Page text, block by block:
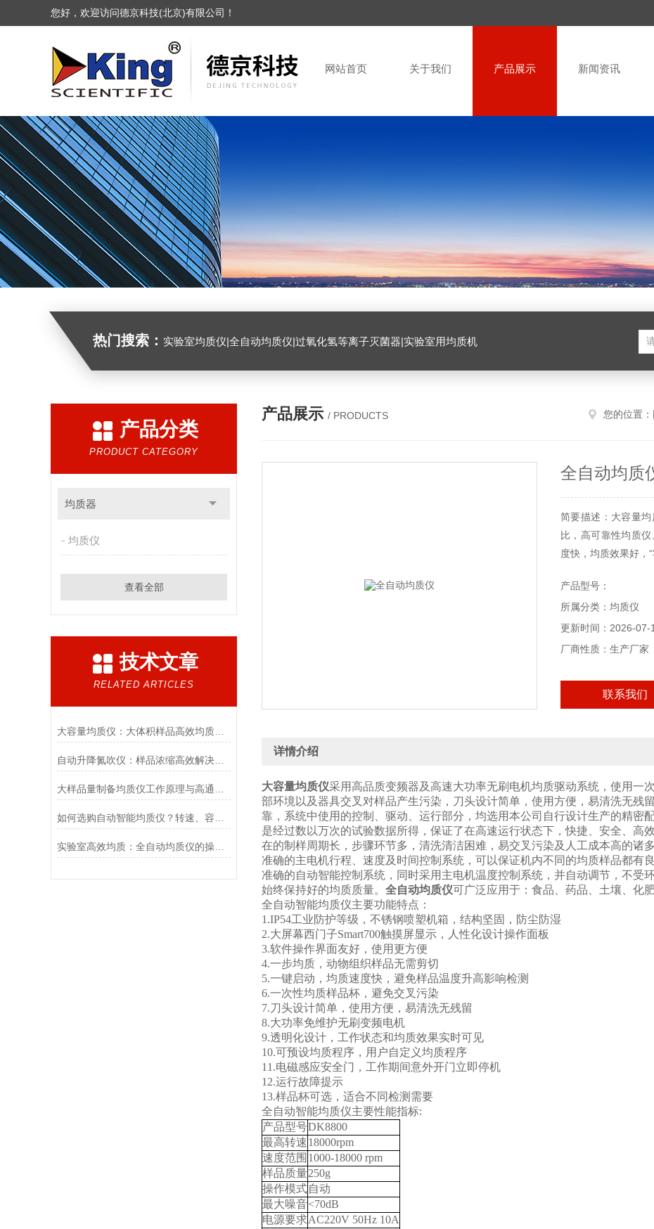
您好，欢迎访问德京科技(北京)有限公司！
网站首页 关于我们 产品展示 新闻资讯
热门搜索： 实验室均质仪|全自动均质仪|过氧化氢等离子灭菌器|实验室用均质机
产品分类
PRODUCT CATEGORY
均质器
均质仪
查看全部
技术文章
RELATED ARTICLES
大容量均质仪：大体积样品高效均质处理设备
自动升降氮吹仪：样品浓缩高效解决方案
实验室高效均质：全自动均质仪的操作流程与要点
产品展示 / PRODUCTS 您的位置：
全自动均质
简要描述：大容量
比，高可靠性均质
度快，均质效果好，“
产品型号：
所属分类：均质仪
更新时间：2026-07-
厂商性质：生产厂家
联系我们
详情介绍
大容量均质仪采用高品质变频器及高速大功率无刷电机均质驱动系统，使用一
部环境以及器具交叉对样品产生污染，刀头设计简单，使用方便，易清洗无残
靠，系统中使用的控制、驱动、运行部分，均选用本公司自行设计生产的精密
是经过数以万次的试验数据所得，保证了在高速运行状态下，快捷、安全、高
在的制样周期长，步骤环节多，清洗清洁困难，易交叉污染及人工成本高的诸多
准确的主电机行程、速度及时间控制系统，可以保证机内不同的均质样品都有
准确的自动智能控制系统，同时采用主电机温度控制系统，并自动调节，不受
始终保持好的均质质量。 全自动均质仪可广泛应用于：食品、药品、土壤、化
全自动智能均质仪主要功能特点：
1.IP54工业防护等级，不锈钢喷塑机箱，结构坚固，防尘防湿
2.大屏幕西门子Smart700触摸屏显示，人性化设计操作面板
3.软件操作界面友好，使用更方便
4.一步均质，动物组织样品无需剪切
5.一键启动，均质速度快，避免样品温度升高影响检测
6.一次性均质样品杯，避免交叉污染
7.刀头设计简单，使用方便，易清洗无残留
8.大功率免维护无刷变频电机
9.透明化设计，工作状态和均质效果实时可见
10.可预设均质程序，用户自定义均质程序
11.电磁感应安全门，工作期间意外开门立即停机
12.运行故障提示
13.样品杯可选，适合不同检测需要
全自动智能均质仪主要性能指标:
产品型号DK8800
最高转速18000rpm
速度范围 1000-18000 rpm
样品质量250g
操作模式自动
最大噪音<70dB
电源要求AC220V 50Hz 10A